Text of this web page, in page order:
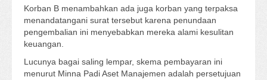
Korban B menambahkan ada juga korban yang terpaksa
menandatangani surat tersebut karena penundaan
pengembalian ini menyebabkan mereka alami kesulitan
keuangan.
Lucunya bagai saling lempar, skema pembayaran ini
menurut Minna Padi Aset Manajemen adalah persetujuan